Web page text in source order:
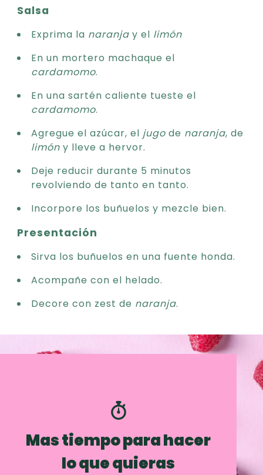
Salsa
Exprima la naranja y el limón
En un mortero machaque el
cardamomo.
En una sartén caliente tueste el
cardamomo.
Agregue el azúcar, el jugo de naranja, de
limón y lleve a hervor.
Deje reducir durante 5 minutos
revolviendo de tanto en tanto.
Incorpore los buñuelos y mezcle bien.
Presentación
Sirva los buñuelos en una fuente honda.
Acompañe con el helado.
Decore con zest de naranja.
Mas tiempo para hacer
lo que quieras